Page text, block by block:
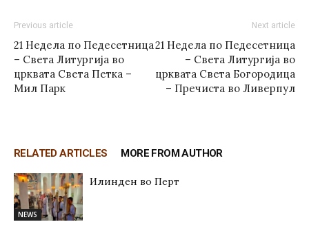
Previous article
21 Недела по Педесетница
– Света Литургија во
црквата Света Петка –
Мил Парк
Next article
21 Недела по Педесетница
– Света Литургија во
црквата Света Богородица
– Пречиста во Ливерпул
RELATED ARTICLES MORE FROM AUTHOR
NEWS
Илинден во Перт